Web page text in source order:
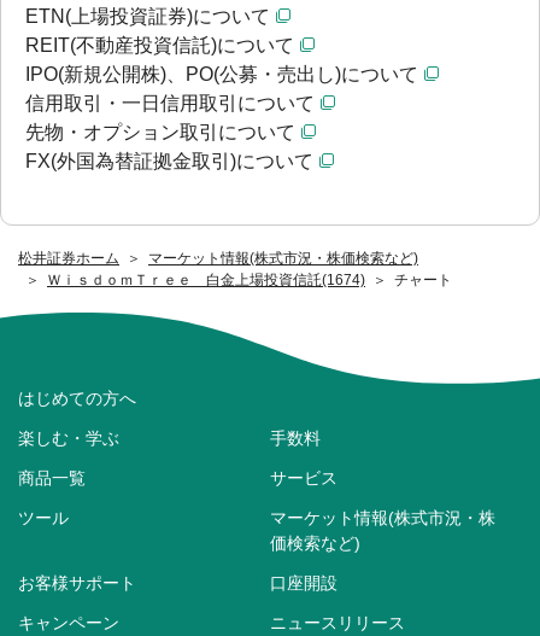
松井証券ホーム
マーケット情報(株式市況・株価検索など)
ＷｉｓｄｏｍＴｒｅｅ 白金上場投資信託(1674)
チャート
ETN(上場投資証券)について
REIT(不動産投資信託)について
IPO(新規公開株)、PO(公募・売出し)について
信用取引・一日信用取引について
先物・オプション取引について
FX(外国為替証拠金取引)について
はじめての方へ
楽しむ・学ぶ 手数料
商品一覧 サービス
ツール
マーケット情報(株式市況・株
価検索など)
お客様サポート 口座開設
キャンペーン ニュースリリース